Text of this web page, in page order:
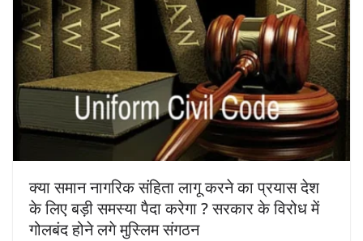
क्या समान नागरिक संहिता लागू करने का प्रयास देश
के लिए बड़ी समस्या पैदा करेगा ? सरकार के विरोध में
गोलबंद होने लगे मुस्लिम संगठन